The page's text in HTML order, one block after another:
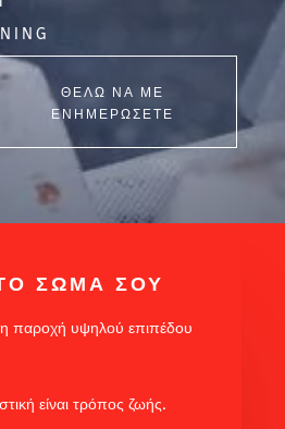
ΘΕΛΩ ΝΑ ΜΕ
ΕΝΗΜΕΡΩΣΕΤΕ
ΣΩΜΑ ΣΟΥ
η παροχή υψηλού επιπέδου
είναι τρόπος ζωής.